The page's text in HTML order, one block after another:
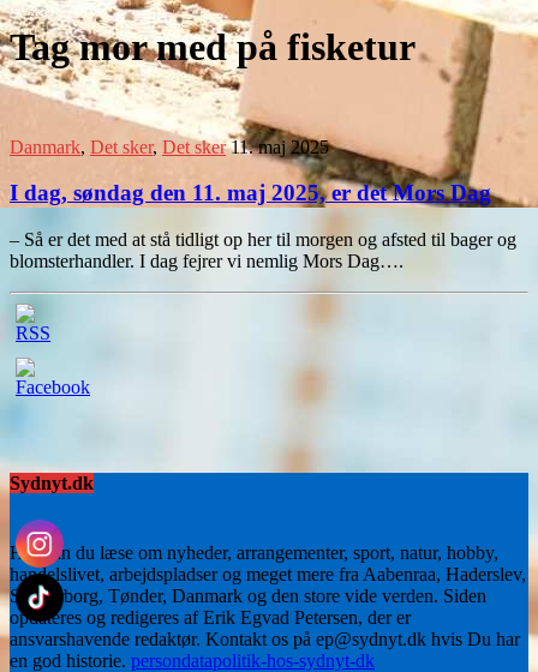
Tag mor med på fisketur
Danmark, Det sker, Det sker 11. maj 2025
I dag, søndag den 11. maj 2025, er det Mors Dag
– Så er det med at stå tidligt op her til morgen og afsted til bager og
blomsterhandler. I dag fejrer vi nemlig Mors Dag….
Sydnyt.dk
Her kan du læse om nyheder, arrangementer, sport, natur, hobby,
handelslivet, arbejdspladser og meget mere fra Aabenraa, Haderslev,
Sønderborg, Tønder, Danmark og den store vide verden. Siden
opdateres og redigeres af Erik Egvad Petersen, der er
ansvarshavende redaktør. Kontakt os på ep@sydnyt.dk hvis Du har
en god historie. persondatapolitik-hos-sydnyt-dk